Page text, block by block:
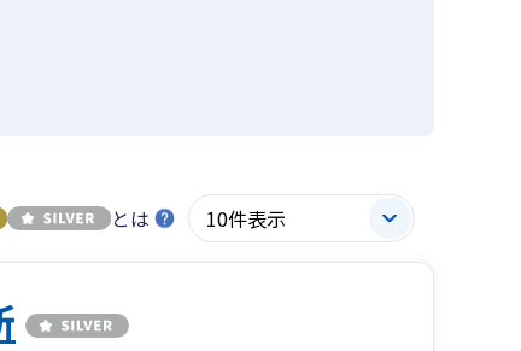
とは